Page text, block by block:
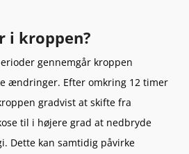
i kroppen?
gennemgår kroppen
ændringer. Efter omkring 12 timer
gradvist at skifte fra
til i højere grad at nedbryde
Dette kan samtidig påvirke